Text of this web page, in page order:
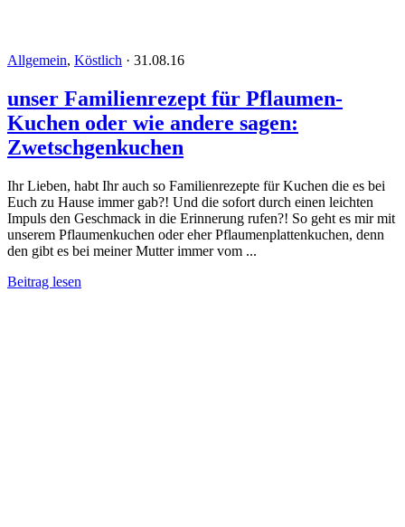
Allgemein, Köstlich · 31.08.16
unser Familienrezept für Pflaumen-
Kuchen oder wie andere sagen:
Zwetschgenkuchen
Ihr Lieben, habt Ihr auch so Familienrezepte für Kuchen die es bei
Euch zu Hause immer gab?! Und die sofort durch einen leichten
Impuls den Geschmack in die Erinnerung rufen?! So geht es mir mit
unserem Pflaumenkuchen oder eher Pflaumenplattenkuchen, denn
den gibt es bei meiner Mutter immer vom ...
Beitrag lesen